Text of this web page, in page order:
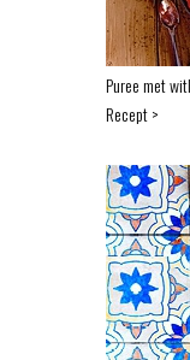
Puree met
Recept >